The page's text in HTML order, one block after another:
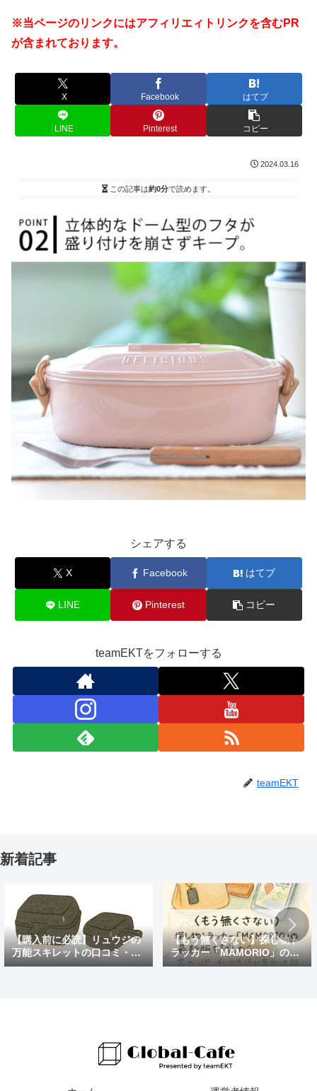
※当ページのリンクにはアフィリエィトリンクを含むPR
が含まれております。
X Facebook はてブ
LINE Pinterest コピー
2024.03.16
この記事は約0分で読めます。
シェアする
X Facebook はてブ
LINE Pinterest コピー
teamEKTをフォローする
teamEKT
新着記事
【購入前に必読】リュウジの
万能スキレットの口コミ・評
判まとめ｜後悔しないための
【もう無くさない】探し物ト
ラッカー「MAMORIO」の最
新版を試したら、忘れっぽい